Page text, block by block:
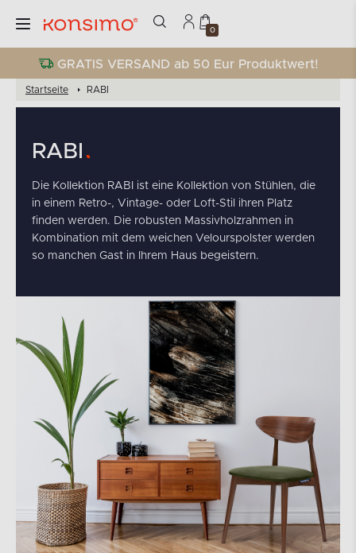
0
GRATIS VERSAND ab 50 Eur Produktwert!
Startseite RABI
RABI
Die Kollektion RABI ist eine Kollektion von Stühlen, die
in einem Retro-, Vintage- oder Loft-Stil ihren Platz
finden werden. Die robusten Massivholzrahmen in
Kombination mit dem weichen Velourspolster werden
so manchen Gast in Ihrem Haus begeistern.